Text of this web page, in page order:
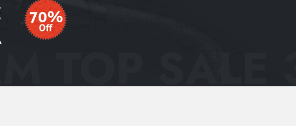
TOP SALE